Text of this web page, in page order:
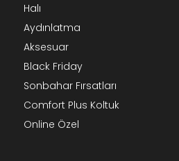
Halı
Aydınlatma
Aksesuar
Black Friday
Sonbahar Fırsatları
Comfort Plus Koltuk
Online Özel